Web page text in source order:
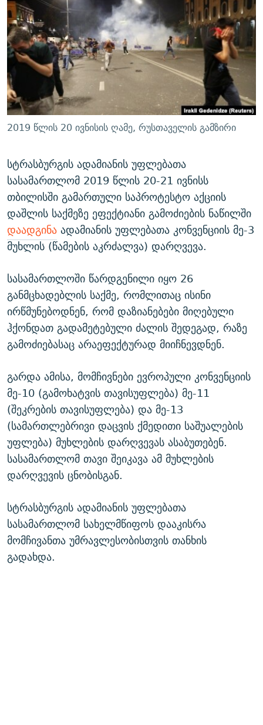
ᲛᲝᲚᲐᲞᲐᲠᲐᲙᲔ ᲢᲔᲥᲡᲢᲔᲑᲘ
ᲨᲘᲜ - ᲣᲪᲮᲝᲔᲗᲨᲘ
ᲚᲘᲢᲔᲠᲐᲢᲣᲠᲣᲚᲘ ᲬᲐᲮᲜᲐᲒᲔᲑᲘ
ᲐᲛᲔᲠᲘᲙᲣᲚᲘ ᲛᲝᲗᲮᲠᲝᲑᲐ
ᲘᲛᲞᲔᲠᲘᲐ ᲓᲐ ᲠᲐᲓᲘᲝ
ᲩᲔᲛᲘ ᲡᲘᲙᲕᲓᲘᲚᲘᲡ ᲛᲘᲖᲔᲖᲘᲐ COVID-19
11 ᲬᲔᲚᲘ - 11 ᲐᲛᲑᲐᲕᲘ
ᲡᲐᲞᲐᲠᲚᲐᲛᲔᲜᲢᲝ ᲐᲠᲩᲔᲕᲜᲔᲑᲘᲡ ᲘᲡᲢᲝᲠᲘᲐ
ᲑᲐᲕᲨᲕᲔᲑᲘ ᲞᲠᲝᲡᲢᲘᲢᲣᲪᲘᲐᲨᲘ - ᲐᲛᲝᲣᲗᲥᲛᲔᲚᲘ ᲐᲛᲑᲐᲕᲘ
5 ᲐᲛᲑᲐᲕᲘ - 20 ᲘᲕᲜᲘᲡᲡ ᲓᲐᲨᲐᲕᲔᲑᲣᲚᲔᲑᲘ
ᲐᲒᲕᲘᲡᲢᲝᲡ ᲝᲛᲘ
ПРИВЕТ ᲙᲣᲚᲢᲣᲠᲐ
ᲒᲐᲛᲝᲘᲬᲔᲠᲔ
რთე/რთ-ის ყველა საიტი
2019 წლის 20 ივნისის ღამე, რუსთაველის გამზირი
სტრასბურგის ადამიანის უფლებათა
სასამართლომ 2019 წლის 20-21 ივნისს
თბილისში გამართული საპროტესტო აქციის
დაშლის საქმეზე ეფექტიანი გამოძიების ნაწილში
დაადგინაადამიანის უფლებათა კონვენციის მე-3
მუხლის (წამების აკრძალვა) დარღვევა.
სასამართლოში წარდგენილი იყო 26
განმცხადებლის საქმე, რომლითაც ისინი
ირწმუნებოდნენ, რომ დაზიანებები მიღებული
ჰქონდათ გადამეტებული ძალის შედეგად, რაზე
გამოძიებასაც არაეფექტურად მიიჩნევდნენ.
გარდა ამისა, მომჩივნები ევროპული კონვენციის
მე-10 (გამოხატვის თავისუფლება) მე-11
(შეკრების თავისუფლება) და მე-13
(სამართლებრივი დაცვის ქმედითი საშუალების
უფლება) მუხლების დარღვევას ასაბუთებენ.
სასამართლომ თავი შეიკავა ამ მუხლების
დარღვევის ცნობისგან.
სტრასბურგის ადამიანის უფლებათა
სასამართლომ სახელმწიფოს დააკისრა
მომჩივანთა უმრავლესობისთვის თანხის
გადახდა.